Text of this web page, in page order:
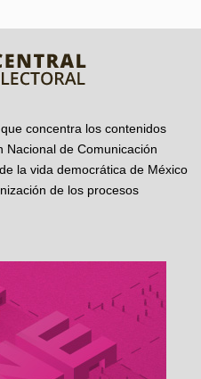
concentra los contenidos
Nacional de Comunicación
la vida democrática de México
de los procesos